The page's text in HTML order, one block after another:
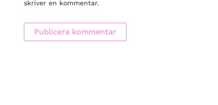
skriver en kommentar.